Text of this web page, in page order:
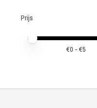
Prijs
Minimale prijswaarde
Price maximum value
€0 - €5